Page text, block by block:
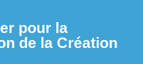
pour la
de la Création